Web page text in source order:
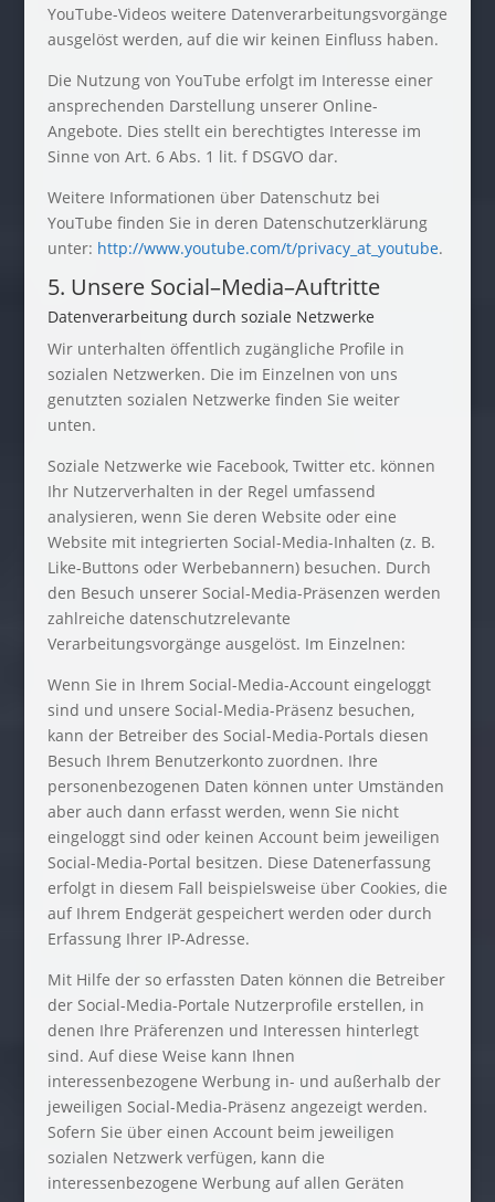
YouTube-Videos weitere Datenverarbeitungsvorgänge
ausgelöst werden, auf die wir keinen Einfluss haben.
Die Nutzung von YouTube erfolgt im Interesse einer
ansprechenden Darstellung unserer Online-
Angebote. Dies stellt ein berechtigtes Interesse im
Sinne von Art. 6 Abs. 1 lit. f DSGVO dar.
Weitere Informationen über Datenschutz bei
YouTube finden Sie in deren Datenschutzerklärung
unter: http://www.youtube.com/t/privacy_at_youtube.
5. Unsere Social–Media–Auftritte
Datenverarbeitung durch soziale Netzwerke
Wir unterhalten öffentlich zugängliche Profile in
sozialen Netzwerken. Die im Einzelnen von uns
genutzten sozialen Netzwerke finden Sie weiter
unten.
Soziale Netzwerke wie Facebook, Twitter etc. können
Ihr Nutzerverhalten in der Regel umfassend
analysieren, wenn Sie deren Website oder eine
Website mit integrierten Social-Media-Inhalten (z. B.
Like-Buttons oder Werbebannern) besuchen. Durch
den Besuch unserer Social-Media-Präsenzen werden
zahlreiche datenschutzrelevante
Verarbeitungsvorgänge ausgelöst. Im Einzelnen:
Wenn Sie in Ihrem Social-Media-Account eingeloggt
sind und unsere Social-Media-Präsenz besuchen,
kann der Betreiber des Social-Media-Portals diesen
Besuch Ihrem Benutzerkonto zuordnen. Ihre
personenbezogenen Daten können unter Umständen
aber auch dann erfasst werden, wenn Sie nicht
eingeloggt sind oder keinen Account beim jeweiligen
Social-Media-Portal besitzen. Diese Datenerfassung
erfolgt in diesem Fall beispielsweise über Cookies, die
auf Ihrem Endgerät gespeichert werden oder durch
Erfassung Ihrer IP-Adresse.
Mit Hilfe der so erfassten Daten können die Betreiber
der Social-Media-Portale Nutzerprofile erstellen, in
denen Ihre Präferenzen und Interessen hinterlegt
sind. Auf diese Weise kann Ihnen
interessenbezogene Werbung in- und außerhalb der
jeweiligen Social-Media-Präsenz angezeigt werden.
Sofern Sie über einen Account beim jeweiligen
sozialen Netzwerk verfügen, kann die
interessenbezogene Werbung auf allen Geräten